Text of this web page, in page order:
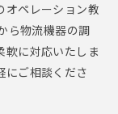
オペレーション教
ら物流機器の調
軟に対応いたしま
にご相談くださ